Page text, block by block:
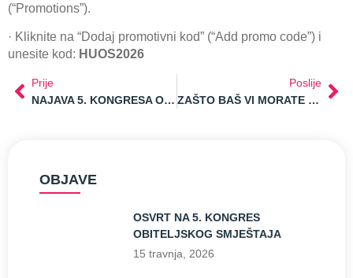
(“Promotions”).
· Kliknite na “Dodaj promotivni kod” (“Add promo code”) i
unesite kod: HUOS2026
Prije
NAJAVA 5. KONGRESA OBITELJSKOG SMJEŠTAJA
Poslije
ZAŠTO BAŠ VI MORATE POSJETITI 5.KONGRES OBITELJSKOG SMJEŠTAJA?
OBJAVE
OSVRT NA 5. KONGRES
OBITELJSKOG SMJEŠTAJA
15 travnja, 2026